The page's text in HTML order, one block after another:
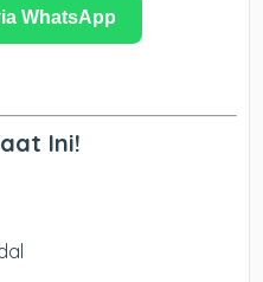
WhatsApp
Ini!